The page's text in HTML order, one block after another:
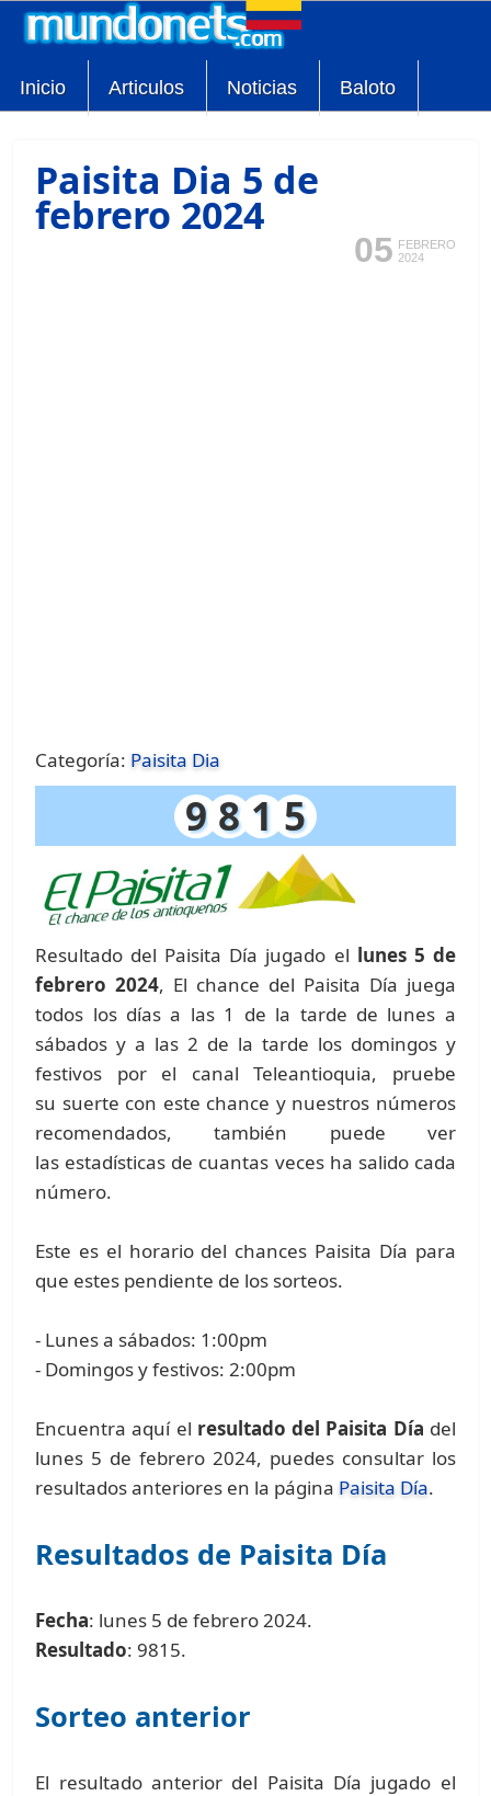
Inicio Articulos Noticias Baloto
Paisita Dia 5 de
febrero 2024
05 FEBRERO
2024
Categoría: Paisita Dia
9 8 1 5
Resultado del Paisita Día jugado el lunes 5 de
febrero 2024, El chance del Paisita Día juega
todos los días a las 1 de la tarde de lunes a
sábados y a las 2 de la tarde los domingos y
festivos por el canal Teleantioquia, pruebe
su suerte con este chance y nuestros números
recomendados, también puede ver
las estadísticas de cuantas veces ha salido cada
número.
Este es el horario del chances Paisita Día para
que estes pendiente de los sorteos.
- Lunes a sábados: 1:00pm
- Domingos y festivos: 2:00pm
Encuentra aquí el resultado del Paisita Día del
lunes 5 de febrero 2024, puedes consultar los
resultados anteriores en la página Paisita Día.
Resultados de Paisita Día
Fecha: lunes 5 de febrero 2024.
Resultado: 9815.
Sorteo anterior
El resultado anterior del Paisita Día jugado el